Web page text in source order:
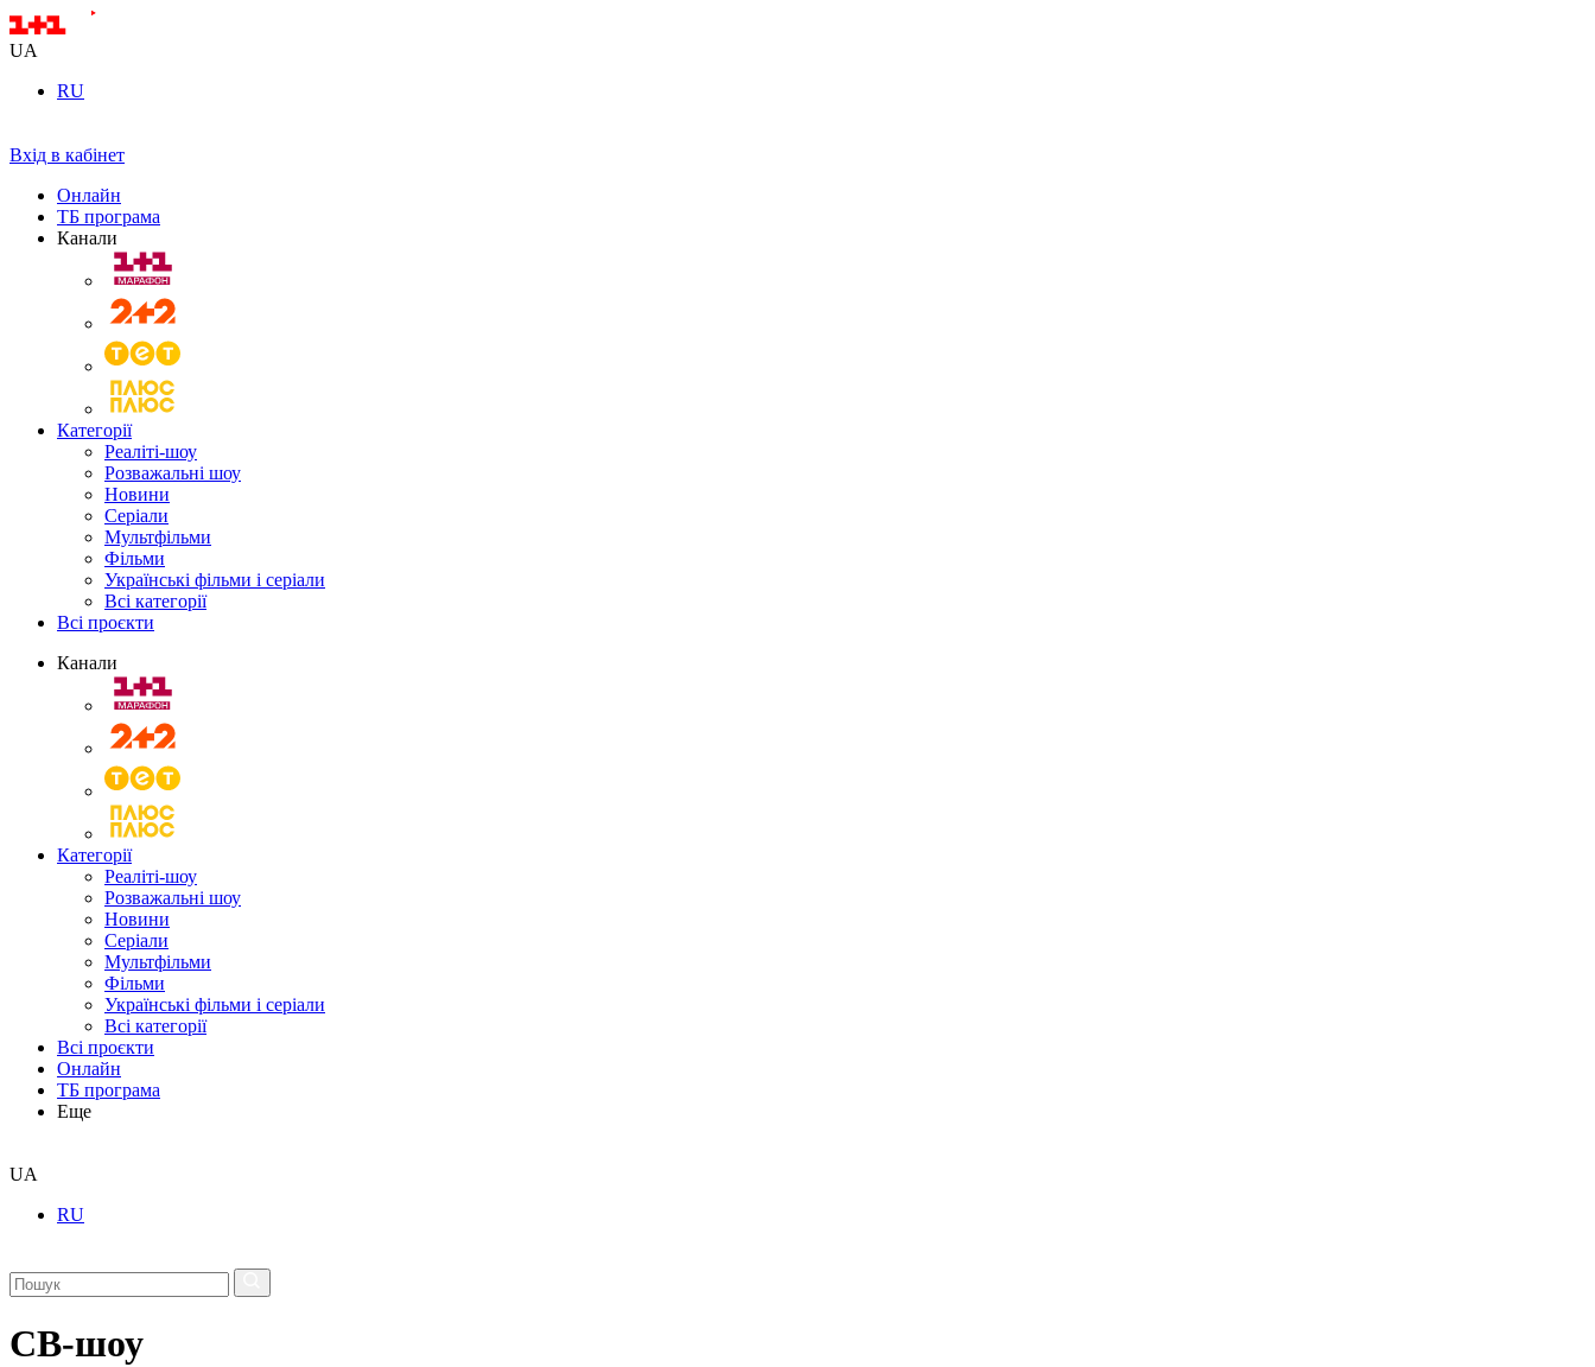
UA
RU
Вхід в кабінет
Онлайн
ТБ програма
Канали
Категорії
Реаліті-шоу
Розважальні шоу
Новини
Серіали
Мультфільми
Фільми
Українські фільми і серіали
Всі категорії
Всі проєкти
Канали
Категорії
Реаліті-шоу
Розважальні шоу
Новини
Серіали
Мультфільми
Фільми
Українські фільми і серіали
Всі категорії
Всі проєкти
Онлайн
ТБ програма
Еще
UA
RU
СВ-шоу